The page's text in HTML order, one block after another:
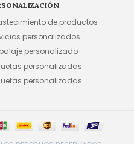
de productos
personalizados
personalizado
personalizadas
personalizadas